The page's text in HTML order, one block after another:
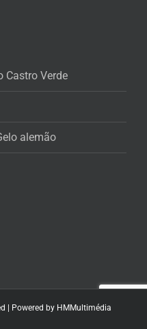
Castro Verde
alemão
| Powered by HMMultimédia